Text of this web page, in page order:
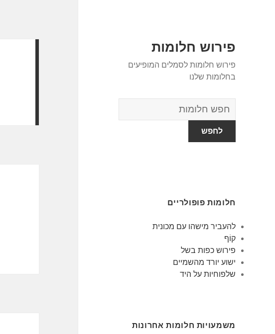
פירוש חלומות
פירוש חלומות לסמלים המופיעים
בחלומות שלנו
מילון
החלומות
חלומות פופולריים
להעביר מישהו עם מכונית
קוֹף
פירוש כפות בשל
ישוע יורד מהשמיים
שלפוחיות על היד
משמעויות חלומות אחרונות